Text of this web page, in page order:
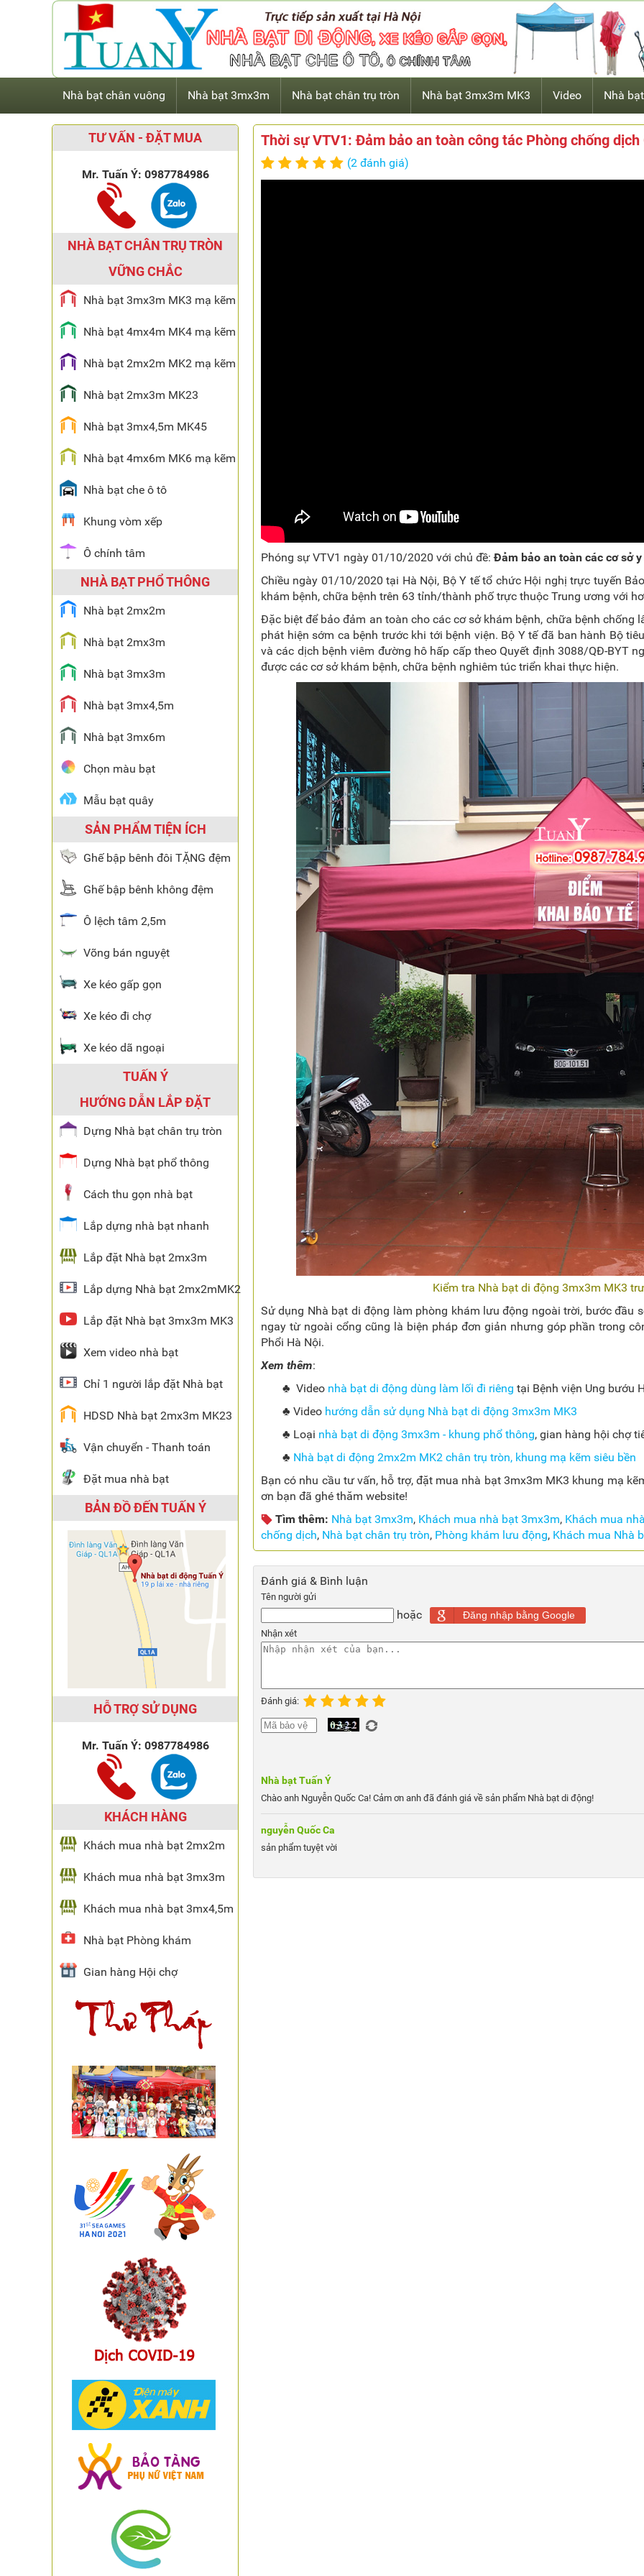
Nhà bạt chân vuông Nhà bạt 3mx3m Nhà bạt chân trụ tròn Nhà bạt 3mx3m MK3 Video Nhà
Thời sự VTV1: Đảm bảo an toàn công tác Phòng chống
(2 đánh giá)
Phóng sự VTV1 ngày 01/10/2020 với chủ đề:Đảm bảo an toàn các cơ sở
Chiều ngày 01/10/2020 tại Hà Nội, Bộ Y tế tổ chức Hội nghị trực tuyến
khám bệnh, chữa bệnh trên 63 tỉnh/thành phố trực thuộc Trung ương với
Đặc biệt để bảo đảm an toàn cho các cơ sở khám bệnh, chữa bệnh chống
phát hiện sớm ca bệnh trước khi tới bệnh viện. Bộ Y tế đã ban hành Bộ
và các dịch bệnh viêm đường hô hấp cấp theo Quyết định 3088/QĐ-BYT
được các cơ sở khám bệnh, chữa bệnh nghiêm túc triển khai thực hiện.
Kiểm tra Nhà bạt di động 3mx3m MK3
Sử dụng Nhà bạt di động làm phòng khám lưu động ngoài trời, bước đầu
ngay từ ngoài cổng cũng là biện pháp đơn giản nhưng góp phần trong
Phổi Hà Nội.
Xem thêm:
♣ Video nhà bạt di động dùng làm lối đi riêng tại Bệnh viện Ung bướu
♣ Video hướng dẫn sử dụng Nhà bạt di động 3mx3m MK3
♣ Loại nhà bạt di động 3mx3m - khung phổ thông, gian hàng hội chợ
♣ Nhà bạt di động 2mx2m MK2 chân trụ tròn, khung mạ kẽm siêu bền
Bạn có nhu cầu tư vấn, hỗ trợ, đặt mua nhà bạt 3mx3m MK3 khung mạ
ơn bạn đã ghé thăm website!
Tìm thêm: Nhà bạt 3mx3m, Khách mua nhà bạt 3mx3m, Khách mua
chống dịch, Nhà bạt chân trụ tròn, Phòng khám lưu động, Khách mua Nhà
Đánh giá & Bình luận
Tên người gửi
hoặc Đăng nhập bằng Google
Nhận xét
Đánh giá:
Nhà bạt Tuấn Ý
Chào anh Nguyễn Quốc Ca! Cảm ơn anh đã đánh giá về sản phẩm Nhà bạt di động!
nguyễn Quốc Ca
sản phẩm tuyệt vời
TƯ VẤN - ĐẶT MUA
Mr. Tuấn Ý: 0987784986
NHÀ BẠT CHÂN TRỤ TRÒN
VỮNG CHẮC
Nhà bạt 3mx3m MK3 mạ kẽm
Nhà bạt 4mx4m MK4 mạ kẽm
Nhà bạt 2mx2m MK2 mạ kẽm
Nhà bạt 2mx3m MK23
Nhà bạt 3mx4,5m MK45
Nhà bạt 4mx6m MK6 mạ kẽm
Nhà bạt che ô tô
Khung vòm xếp
Ô chính tâm
NHÀ BẠT PHỔ THÔNG
Nhà bạt 2mx2m
Nhà bạt 2mx3m
Nhà bạt 3mx3m
Nhà bạt 3mx4,5m
Nhà bạt 3mx6m
Chọn màu bạt
Mẫu bạt quây
SẢN PHẨM TIỆN ÍCH
Ghế bập bênh đôi TẶNG đệm
Ghế bập bênh không đệm
Ô lệch tâm 2,5m
Võng bán nguyệt
Xe kéo gấp gọn
Xe kéo đi chợ
Xe kéo dã ngoại
TUẤN Ý
HƯỚNG DẪN LẮP ĐẶT
Dựng Nhà bạt chân trụ tròn
Dựng Nhà bạt phổ thông
Cách thu gọn nhà bạt
Lắp dựng nhà bạt nhanh
Lắp đặt Nhà bạt 2mx3m
Lắp dựng Nhà bạt 2mx2mMK2
Lắp đặt Nhà bạt 3mx3m MK3
Xem video nhà bạt
Chỉ 1 người lắp đặt Nhà bạt
HDSD Nhà bạt 2mx3m MK23
Vận chuyển - Thanh toán
Đặt mua nhà bạt
BẢN ĐỒ ĐẾN TUẤN Ý
HỖ TRỢ SỬ DỤNG
Mr. Tuấn Ý: 0987784986
KHÁCH HÀNG
Khách mua nhà bạt 2mx2m
Khách mua nhà bạt 3mx3m
Khách mua nhà bạt 3mx4,5m
Nhà bạt Phòng khám
Gian hàng Hội chợ